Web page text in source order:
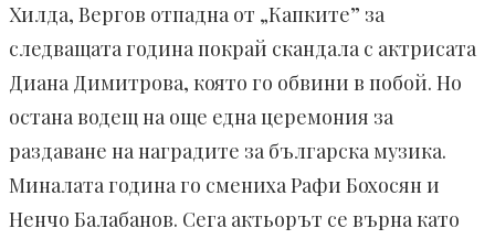
Хилда, Вергов отпадна от „Капките” за
следващата година покрай скандала с актрисата
Диана Димитрова, която го обвини в побой. Но
остана водещ на още една церемония за
раздаване на наградите за българска музика.
Миналата година го смениха Рафи Бохосян и
Ненчо Балабанов. Сега актьорът се върна като